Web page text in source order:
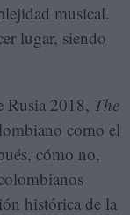
musical.
lugar, siendo
Rusia 2018, The
como el
cómo no,
histórica de la